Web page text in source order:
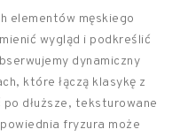
elementów męskiego
wygląd i podkreślić
dynamiczny
które łączą klasykę z
dłuższe, teksturowane
fryzura może